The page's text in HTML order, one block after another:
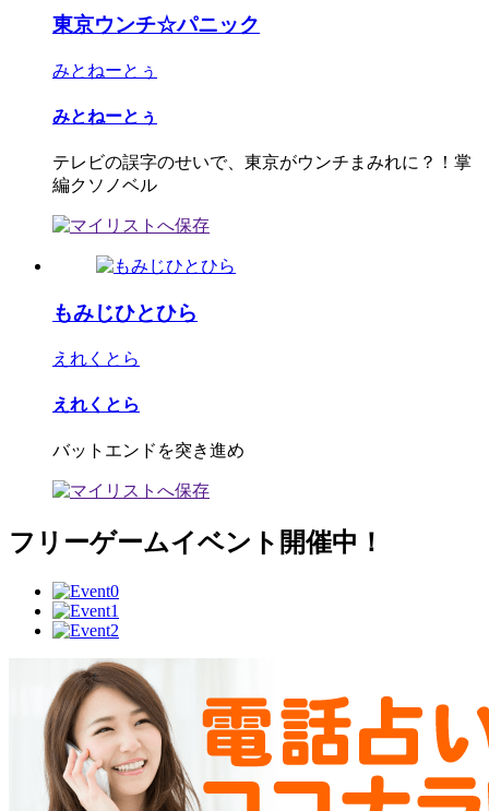
東京ウンチ☆パニック
みとねーとぅ
みとねーとぅ
テレビの誤字のせいで、東京がウンチまみれに？！掌
編クソノベル
もみじひとひら
えれくとら
えれくとら
バットエンドを突き進め
フリーゲームイベント開催中！